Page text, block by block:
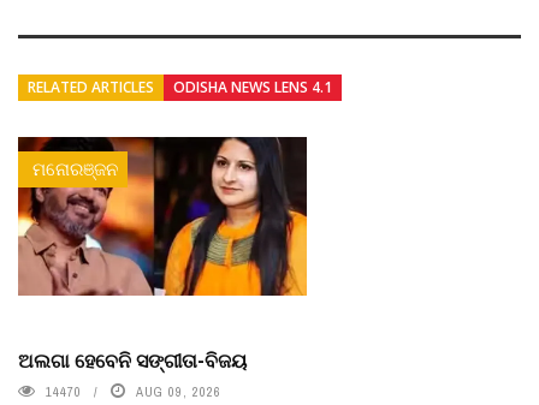
RELATED ARTICLES ODISHA NEWS LENS 4.1
ମନୋରଞ୍ଜନ
ଅଲଗା ହେବେନି ସଙ୍ଗୀତା-ବିଜୟ
14470 AUG 09, 2026